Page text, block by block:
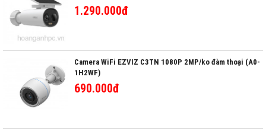
1.290.000đ
Camera WiFi EZVIZ C3TN 1080P 2MP/ko đàm thoại (A0-
1H2WF)
690.000đ